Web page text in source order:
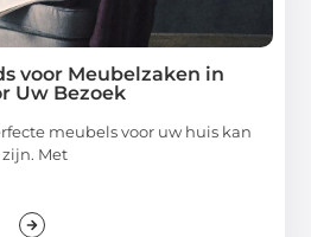
voor Meubelzaken in
Uw Bezoek
meubels voor uw huis kan
Met